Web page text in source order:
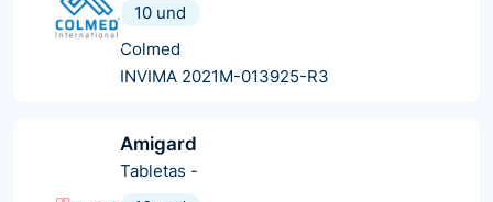
10 und
Colmed
INVIMA 2021M-013925-R3
Amigard
Tabletas -